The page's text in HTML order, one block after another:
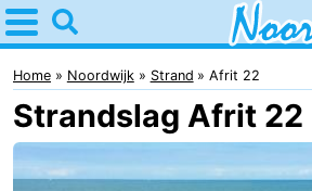
Home
Noordwijk
Tips
Voor
Home Noordwijk Strand Afrit 22
Strandslag Afrit 22